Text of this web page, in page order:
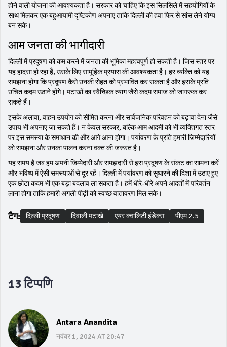
होने वाली योजना की आवश्यकता है। सरकार को चाहिए कि इस सिलसिले में सहयोगियों के
साथ मिलकर एक बहुआयामी दृष्टिकोण अपनाए ताकि दिल्ली की हवा फिर से सांस लेने योग्य
बन सके।
आम जनता की भागीदारी
दिल्ली में प्रदूषण को कम करने में जनता की भूमिका महत्वपूर्ण हो सकती है। जिस स्तर पर
यह हादसा हो रहा है, उसके लिए सामूहिक प्रयास की आवश्यकता है। हर व्यक्ति को यह
समझना होगा कि प्रदूषण कैसे उनकी सेहत को प्रभावित कर सकता है और इसके प्रति
उचित कदम उठाने होंगे। पटाखों का स्वैच्छिक त्याग जैसे कदम समाज को जागरुक कर
सकते हैं।
इसके अलावा, वाहन उपयोग को सीमित करना और सार्वजनिक परिवहन को बढ़ावा देना जैसे
उपाय भी अपनाए जा सकते हैं। न केवल सरकार, बल्कि आम आदमी को भी व्यक्तिगत स्तर
पर इस समस्या के समाधान की और आगे आना होगा। पर्यावरण के प्रति हमारी जिम्मेदारियों
को समझना और उनका पालन करना वक्त की जरूरत है।
यह समय है जब हम अपनी जिम्मेदारी और समझदारी से इस प्रदूषण के संकट का सामना करें
और भविष्य में ऐसी समस्याओं से दूर रहें। दिल्ली में पर्यावरण को सुधारने की दिशा में उठाए हुए
एक छोटा कदम भी एक बड़ा बदलाव ला सकता है। हमें धीरे-धीरे अपने आदतों में परिवर्तन
लाना होगा ताकि हमारी अगली पीढ़ी को स्वच्छ वातावरण मिल सके।
टैग: दिल्ली प्रदूषण दिवाली पटाखे एयर क्वालिटी इंडेक्स पीएम 2.5
13 टिप्पणि
Antara Anandita
नवंबर 1, 2024 AT 20:47